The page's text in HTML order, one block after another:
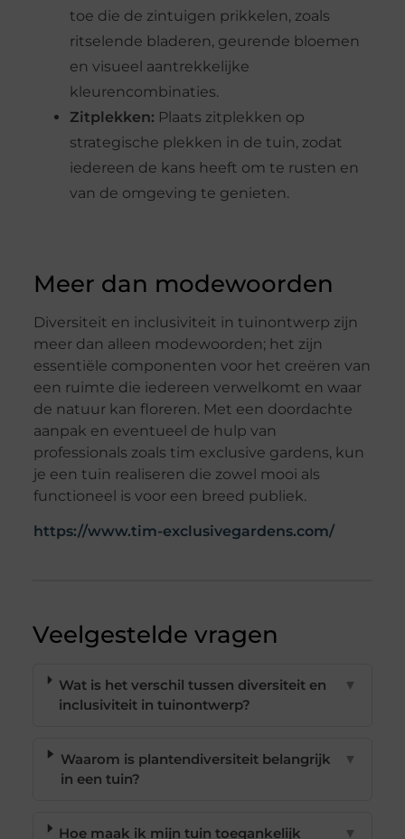
toe die de zintuigen prikkelen, zoals
ritselende bladeren, geurende bloemen
en visueel aantrekkelijke
kleurencombinaties.
Zitplekken: Plaats zitplekken op
strategische plekken in de tuin, zodat
iedereen de kans heeft om te rusten en
van de omgeving te genieten.
Meer dan modewoorden
Diversiteit en inclusiviteit in tuinontwerp zijn
meer dan alleen modewoorden; het zijn
essentiële componenten voor het creëren van
een ruimte die iedereen verwelkomt en waar
de natuur kan floreren. Met een doordachte
aanpak en eventueel de hulp van
professionals zoals tim exclusive gardens, kun
je een tuin realiseren die zowel mooi als
functioneel is voor een breed publiek.
https://www.tim-exclusivegardens.com/
Veelgestelde vragen
Wat is het verschil tussen diversiteit en
inclusiviteit in tuinontwerp?
▼
Waarom is plantendiversiteit belangrijk
in een tuin?
▼
Hoe maak ik mijn tuin toegankelijk ▼